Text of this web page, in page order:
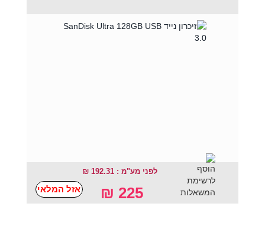
לפני מע"מ : 192.31 ₪
225 ₪ אזל המלאי